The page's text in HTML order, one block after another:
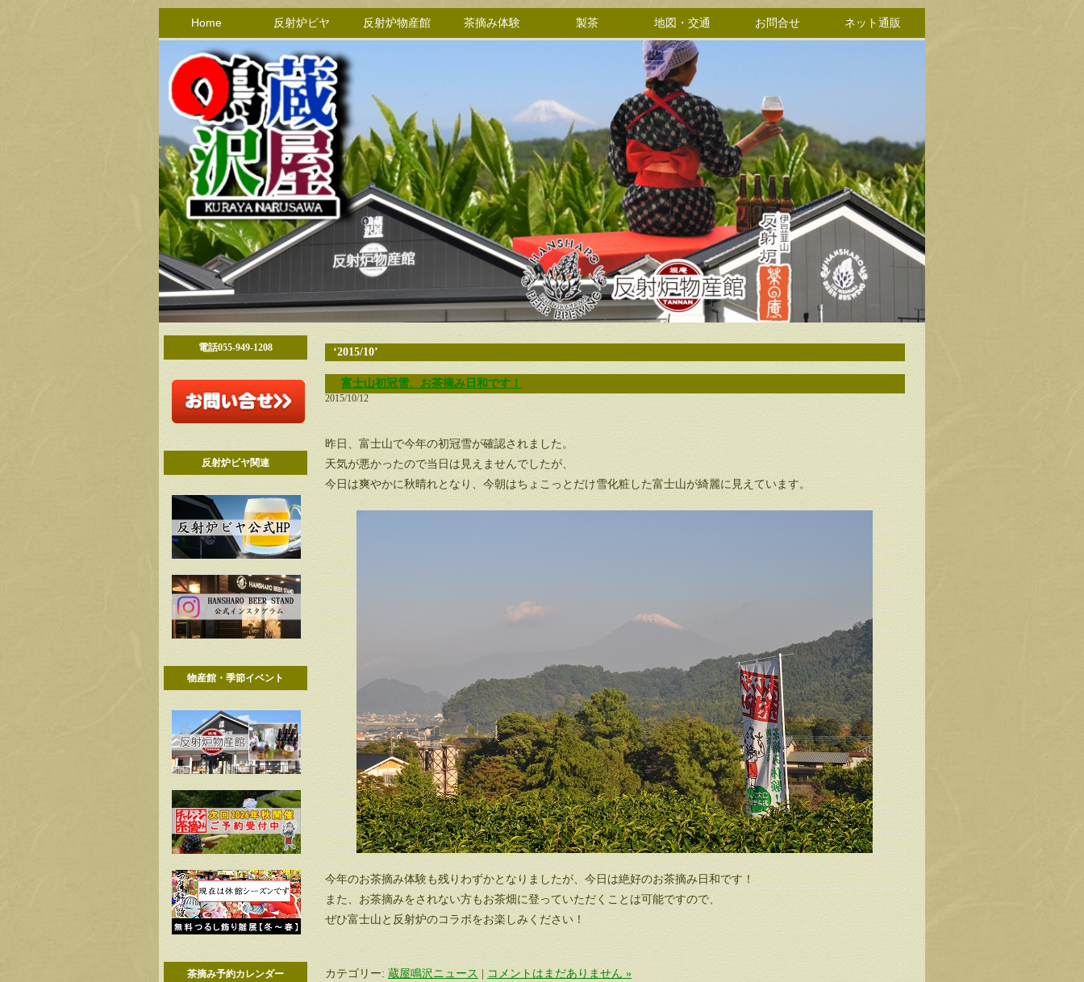
Home 反射炉ビヤ 反射炉物産館 茶摘み体験 製茶 地図・交通 お問合せ ネット通販
電話055-949-1208
反射炉ビヤ関連
物産館・季節イベント
茶摘み予約カレンダー
‘2015/10’
富士山初冠雪、お茶摘み日和です！
2015/10/12
昨日、富士山で今年の初冠雪が確認されました。
天気が悪かったので当日は見えませんでしたが、
今日は爽やかに秋晴れとなり、今朝はちょこっとだけ雪化粧した富士山が綺麗に見えています。
今年のお茶摘み体験も残りわずかとなりましたが、今日は絶好のお茶摘み日和です！
また、お茶摘みをされない方もお茶畑に登っていただくことは可能ですので、
ぜひ富士山と反射炉のコラボをお楽しみください！
カテゴリー: 蔵屋鳴沢ニュース コメントはまだありません »